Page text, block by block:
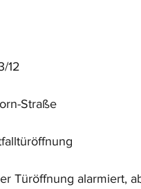
12
Straße
Türöffnung alarmiert,